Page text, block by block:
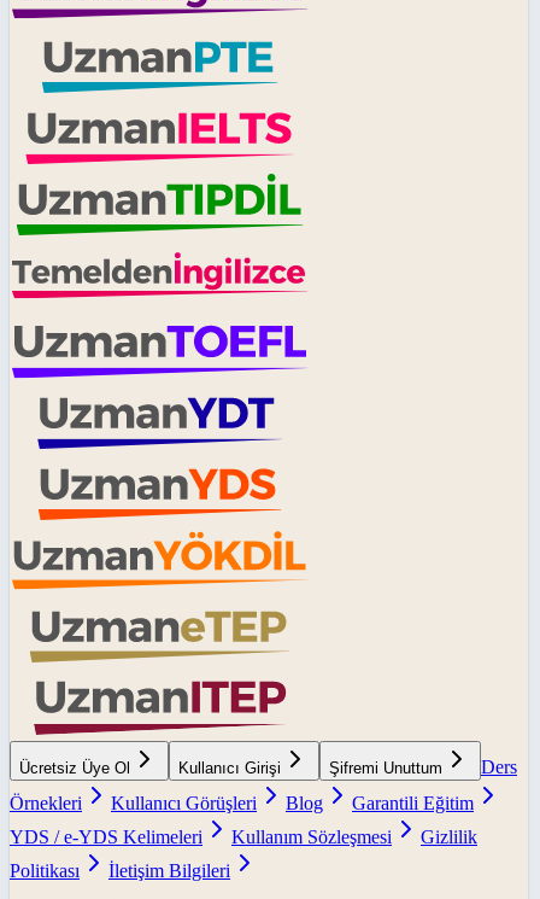
Ücretsiz Üye Ol Kullanıcı Girişi Şifremi Unuttum
Ders
Örnekleri
Kullanıcı Görüşleri Blog
Garantili Eğitim
YDS / e-YDS Kelimeleri
Kullanım Sözleşmesi
Gizlilik
Politikası
İletişim Bilgileri